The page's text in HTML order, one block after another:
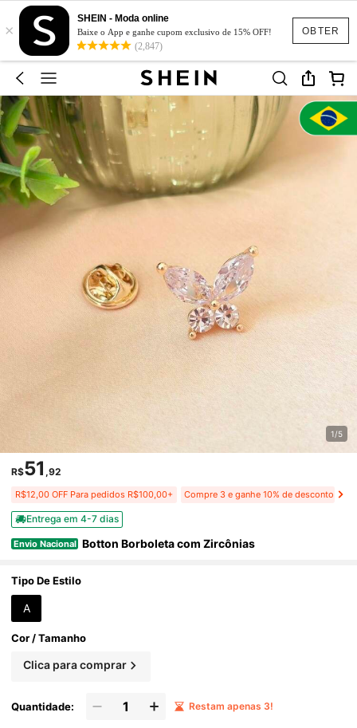
OBTER
×
SHEIN - Moda online
Baixe o App e ganhe cupom exclusivo de 15% OFF!
(2,847)
1/5
R$51 ,92
R$12,00 OFF Para pedidos R$100,00+ Compre 3 e ganhe 10% de desconto
Entrega em 4-7 dias
Envio Nacional Botton Borboleta com Zircônias
Tipo De Estilo
A
Cor / Tamanho
Clica para comprar
Quantidade: Restam apenas 3!